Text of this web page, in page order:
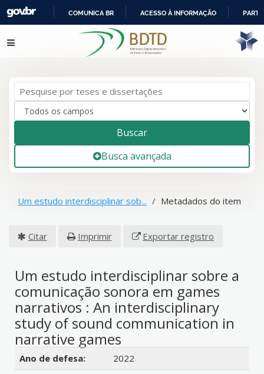
IR
PARA
COMUNICA BR ACESSO À INFORMAÇÃO
Pular para o conteúdo
Buscar
Busca avançada
Um estudo interdisciplinar sob... Metadados do item
Citar Imprimir Exportar registro
Um estudo interdisciplinar sobre a
comunicação sonora em games
narrativos : An interdisciplinary
study of sound communication in
narrative games
Detalhes bibliográficos
Ano de defesa:
2022